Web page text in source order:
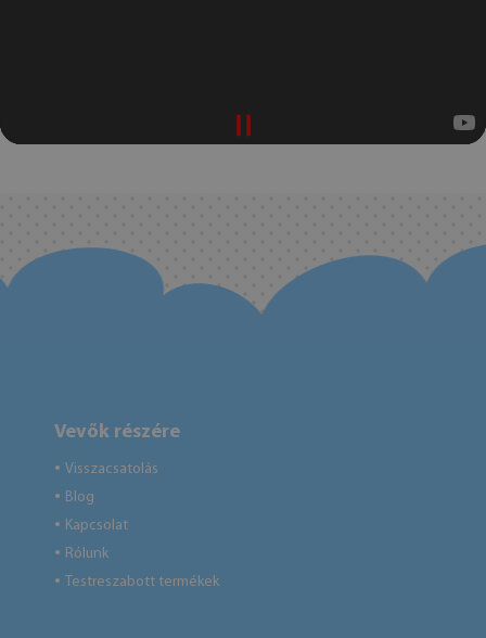
Vevők részére
● Visszacsatolás
● Blog
● Kapcsolat
● Rólunk
● Testreszabott termékek